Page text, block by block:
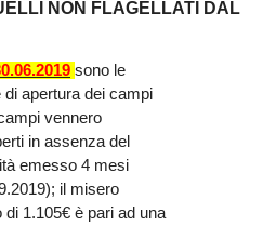
NON FLAGELLATI DAL
sono le
apertura dei campi
vennero
in assenza del
emesso 4 mesi
il misero
1.105€ è pari ad una